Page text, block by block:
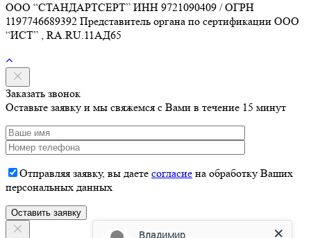
ООО “СТАНДАРТСЕРТ” ИНН 9721090409 / ОГРН
1197746689392 Представитель органа по сертификации ООО
“ИСТ” , RA.RU.11АД65
Заказать звонок
Оставьте заявку и мы свяжемся с Вами в течение 15 минут
Отправляя заявку, вы даете согласие на обработку Ваших
персональных данных
Владимир